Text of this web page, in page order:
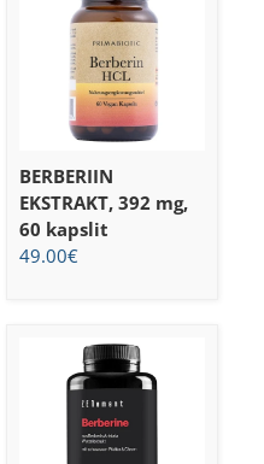
BERBERIIN
EKSTRAKT, 392 mg,
60 kapslit
49.00€